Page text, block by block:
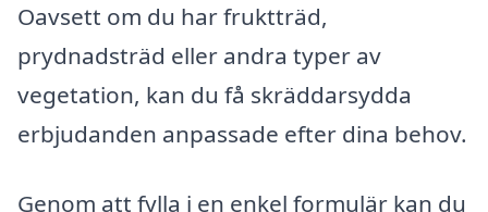
Oavsett om du har fruktträd,
prydnadsträd eller andra typer av
vegetation, kan du få skräddarsydda
erbjudanden anpassade efter dina behov.
Genom att fylla i en enkel formulär kan du